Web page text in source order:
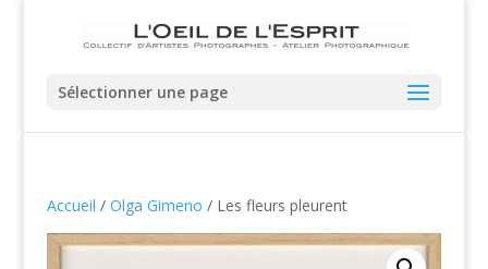
Sélectionner une page
Accueil / Olga Gimeno / Les fleurs pleurent